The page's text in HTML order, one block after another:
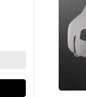
В наличии
10 490